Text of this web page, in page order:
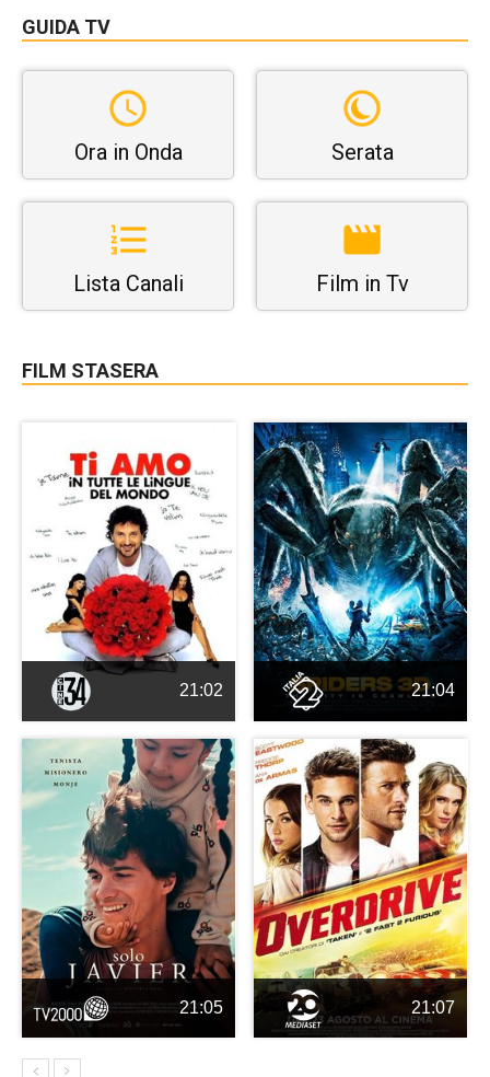
GUIDA TV
Ora in Onda Serata
Lista Canali Film in Tv
FILM STASERA
21:02 21:04
21:05 21:07